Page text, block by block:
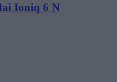
Ioniq 6 N